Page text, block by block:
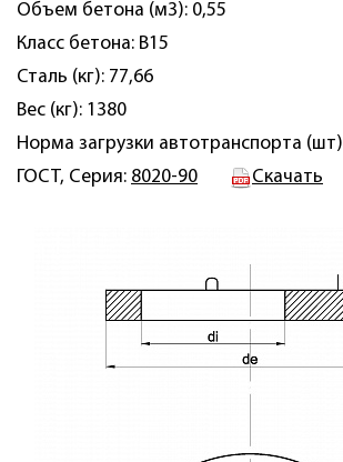
Объем бетона (м3): 0,55
Класс бетона: B15
Сталь (кг): 77,66
Вес (кг): 1380
Норма загрузки автотранспорта
ГОСТ, Серия: 8020-90 Скачать